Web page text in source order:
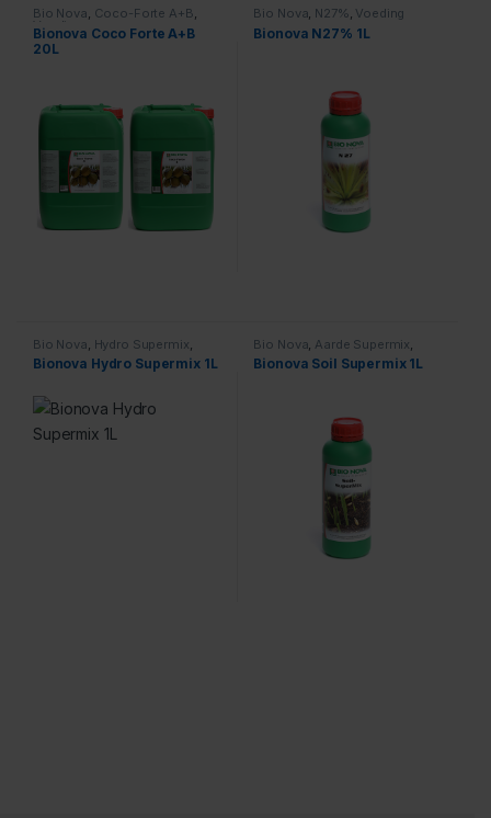
Bio Nova, Coco-Forte A+B,
Voeding
Bionova Coco Forte A+B
20L
Bio Nova, N27%, Voeding
Bionova N27% 1L
Bio Nova Hydro Supermix
Voeding
Bionova Hydro Supermix 1L
Bio Nova Aarde Supermix
Voeding
Bionova Soil Supermix 1L